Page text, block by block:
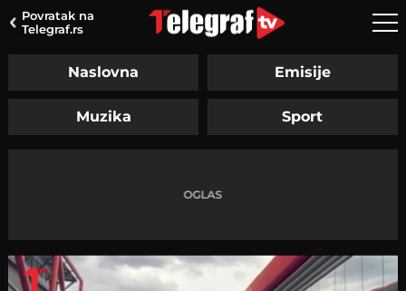
Povratak na
Telegraf.rs
Naslovna Emisije
Muzika Sport